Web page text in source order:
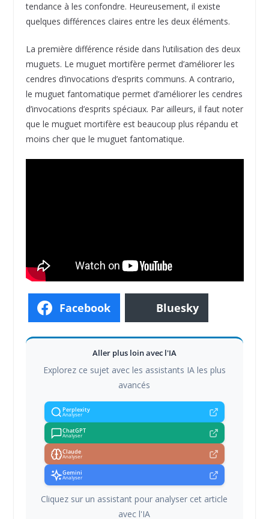
tendance à les confondre. Heureusement, il existe
quelques différences claires entre les deux éléments.
La première différence réside dans l’utilisation des deux
muguets. Le muguet mortifère permet d’améliorer les
cendres d’invocations d’esprits communs. A contrario,
le muguet fantomatique permet d’améliorer les cendres
d’invocations d’esprits spéciaux. Par ailleurs, il faut noter
que le muguet mortifère est beaucoup plus répandu et
moins cher que le muguet fantomatique.
Facebook Bluesky
Aller plus loin avec l'IA
Explorez ce sujet avec les assistants IA les plus
avancés
Perplexity
Analyser
ChatGPT
Analyser
Claude
Analyser
Gemini
Analyser
Cliquez sur un assistant pour analyser cet article
avec l'IA